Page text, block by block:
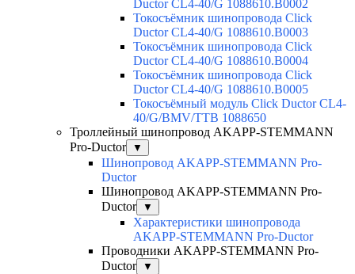
Ductor CL4-40/G 1088610.B0002
Токосъёмник шинопровода Click
Ductor CL4-40/G 1088610.B0003
Токосъёмник шинопровода Click
Ductor CL4-40/G 1088610.B0004
Токосъёмник шинопровода Click
Ductor CL4-40/G 1088610.B0005
Токосъёмный модуль Click Ductor CL4-
40/G/BMV/TTB 1088650
Троллейный шинопровод AKAPP-STEMMANN
Pro-Ductor
▼
Шинопровод AKAPP-STEMMANN Pro-
Ductor
Шинопровод AKAPP-STEMMANN Pro-
Ductor
▼
Характеристики шинопровода
AKAPP-STEMMANN Pro-Ductor
Проводники AKAPP-STEMMANN Pro-
Ductor
▼